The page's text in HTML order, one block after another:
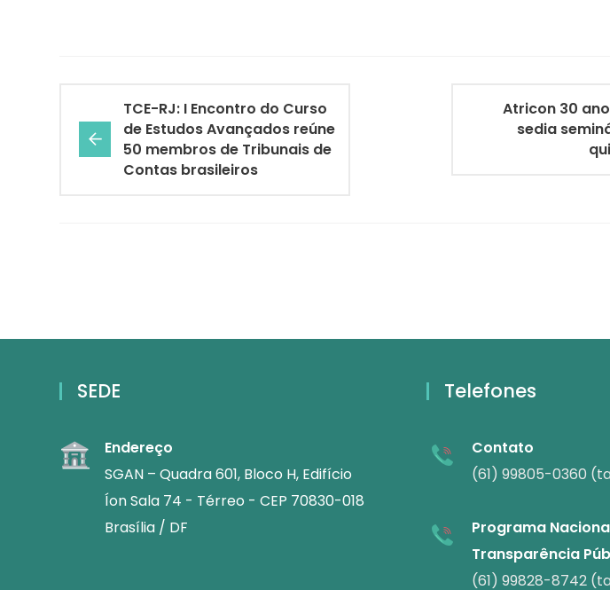
TCE-RJ: I Encontro do Curso
de Estudos Avançados reúne
50 membros de Tribunais de
Contas brasileiros
Atricon 30
sedia
SEDE
Endereço
SGAN – Quadra 601, Bloco H, Edifício
Íon Sala 74 - Térreo - CEP 70830-018
Brasília / DF
Telefones
Contato
(61) 99805-0360
Programa
Transparência
(61) 99828-8742